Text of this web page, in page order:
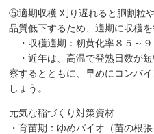
⑤適期収穫 刈り遅れると胴割粒
品質低下するため、適期に収穫を
・収穫適期：籾黄化率８５～９
・近年は、高温で登熟日数が
察するとともに、早めにコンバ
しょう。
元気な稲づくり対策資材
・育苗期：ゆめバイオ（苗の根張